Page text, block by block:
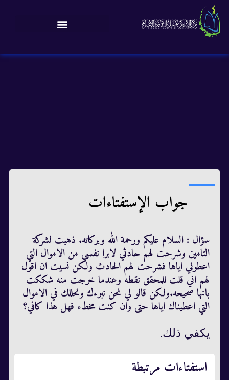
جواب الإستفتاءات
سؤال : السلام عليكم ورحمة الله وبركاته. ذهبت لشركة
التامين وشرحت لهم حادثي لابرا نفسي من الاموال التي
اعطوني اياها فشرحت لهم الحادث ولكن نسيت ان اقول
لهم اني قلت للمحقق نقطه وعندما خرجت منه شككت
بانها صحيحه.ولكن قالو لي نحن نبرءك ونحللك في الاموال
التي اعطيناك اياها حتى وان كنت مخطء فهل هذا كافي؟
يكفي ذلك.
استفتاءات مرتبطة